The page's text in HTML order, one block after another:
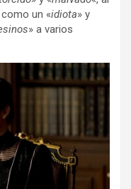
como un «idiota» y
» a varios